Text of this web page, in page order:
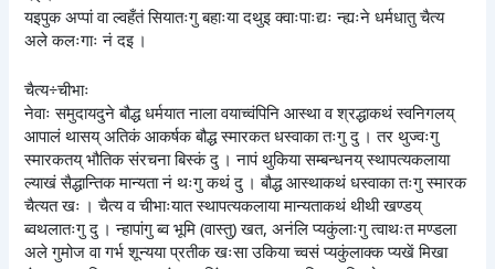
यइपुक अप्पां वा ल्वहँतं सियातःगु बहाःया दथुइ क्वाःपाःद्यः न्ह्यःने धर्मधातु चैत्य
अले कलःगाः नं दइ ।
चैत्य÷चीभाः
नेवाः समुदायदुने बौद्ध धर्मयात नाला वयाच्वंपिनि आस्था व श्रद्धाकथं स्वनिगलय्
आपालं थासय् अतिकं आकर्षक बौद्ध स्मारकत धस्वाका तःगु दु । तर थुज्वःगु
स्मारकतय् भौतिक संरचना बिस्कं दु । नापं थुकिया सम्बन्धनय् स्थापत्यकलाया
ल्याखं सैद्धान्तिक मान्यता नं थःगु कथं दु । बौद्ध आस्थाकथं धस्वाका तःगु स्मारक
चैत्यत खः । चैत्य व चीभाःयात स्थापत्यकलाया मान्यताकथं थीथी खण्डय्
ब्वथलातःगु दु । न्हापांगु ब्व भूमि (वास्तु) खत, अनंलि प्यकुंलाःगु त्वाथःत मण्डला
अले गुमोज वा गर्भ शून्यया प्रतीक खःसा उकिया च्वसं प्यकुंलाक्क प्यखें मिखा